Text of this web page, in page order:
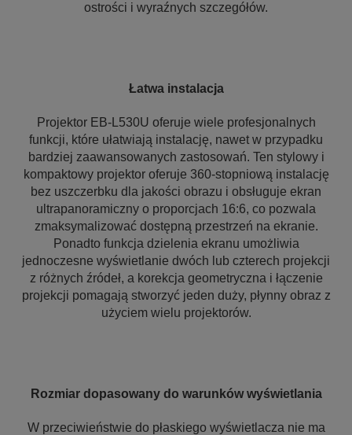
ostrości i wyraźnych szczegółów.
Łatwa instalacja
Projektor EB-L530U oferuje wiele profesjonalnych
funkcji, które ułatwiają instalację, nawet w przypadku
bardziej zaawansowanych zastosowań. Ten stylowy i
kompaktowy projektor oferuje 360-stopniową instalację
bez uszczerbku dla jakości obrazu i obsługuje ekran
ultrapanoramiczny o proporcjach 16:6, co pozwala
zmaksymalizować dostępną przestrzeń na ekranie.
Ponadto funkcja dzielenia ekranu umożliwia
jednoczesne wyświetlanie dwóch lub czterech projekcji
z różnych źródeł, a korekcja geometryczna i łączenie
projekcji pomagają stworzyć jeden duży, płynny obraz z
użyciem wielu projektorów.
Rozmiar dopasowany do warunków wyświetlania
W przeciwieństwie do płaskiego wyświetlacza nie ma